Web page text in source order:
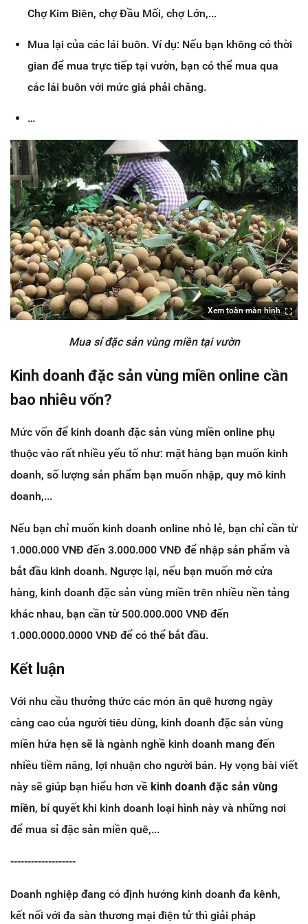
Chợ Kim Biên, chợ Đầu Mối, chợ Lớn,...
Mua lại của các lái buôn. Ví dụ: Nếu bạn không có thời
gian để mua trực tiếp tại vườn, bạn có thể mua qua
các lái buôn với mức giá phải chăng.
…
Xem toàn màn hình
Mua sỉ đặc sản vùng miền tại vườn
Kinh doanh đặc sản vùng miền online cần
bao nhiêu vốn?
Mức vốn để kinh doanh đặc sản vùng miền online phụ
thuộc vào rất nhiều yếu tố như: mặt hàng bạn muốn kinh
doanh, số lượng sản phẩm bạn muốn nhập, quy mô kinh
doanh,...
Nếu bạn chỉ muốn kinh doanh online nhỏ lẻ, bạn chỉ cần từ
1.000.000 VNĐ đến 3.000.000 VNĐ để nhập sản phẩm và
bắt đầu kinh doanh. Ngược lại, nếu bạn muốn mở cửa
hàng, kinh doanh đặc sản vùng miền trên nhiều nền tảng
khác nhau, bạn cần từ 500.000.000 VNĐ đến
1.000.0000.0000 VNĐ để có thể bắt đầu.
Kết luận
Với nhu cầu thưởng thức các món ăn quê hương ngày
càng cao của người tiêu dùng, kinh doanh đặc sản vùng
miền hứa hẹn sẽ là ngành nghề kinh doanh mang đến
nhiều tiềm năng, lợi nhuận cho người bán. Hy vọng bài viết
này sẽ giúp bạn hiểu hơn về kinh doanh đặc sản vùng
miền, bí quyết khi kinh doanh loại hình này và những nơi
để mua sỉ đặc sản miền quê,...
-------------------
Doanh nghiệp đang có định hướng kinh doanh đa kênh,
kết nối với đa sàn thương mại điện tử thì giải pháp